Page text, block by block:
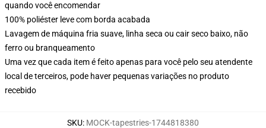
quando você encomendar
100% poliéster leve com borda acabada
Lavagem de máquina fria suave, linha seca ou cair seco baixo, não
ferro ou branqueamento
Uma vez que cada item é feito apenas para você pelo seu atendente
local de terceiros, pode haver pequenas variações no produto
recebido
SKU: MOCK-tapestries-1744818380